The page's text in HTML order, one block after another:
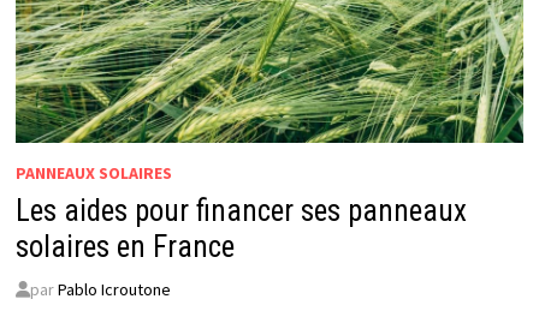
PANNEAUX SOLAIRES
Les aides pour financer ses panneaux
solaires en France
parPablo Icroutone